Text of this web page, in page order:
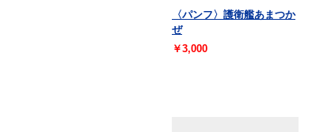
〈パンフ〉護衛艦あまつか
ぜ
￥3,000